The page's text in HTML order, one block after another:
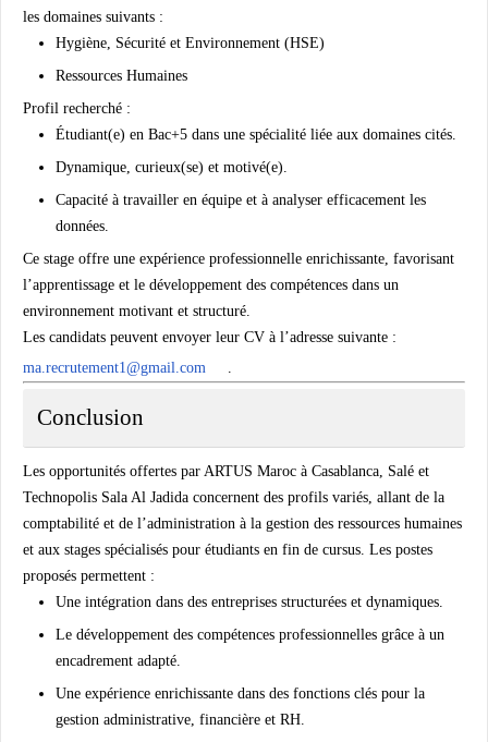
les domaines suivants :
Hygiène, Sécurité et Environnement (HSE)
Ressources Humaines
Profil recherché :
Étudiant(e) en Bac+5 dans une spécialité liée aux domaines cités.
Dynamique, curieux(se) et motivé(e).
Capacité à travailler en équipe et à analyser efficacement les
données.
Ce stage offre une expérience professionnelle enrichissante, favorisant
l’apprentissage et le développement des compétences dans un
environnement motivant et structuré.
Les candidats peuvent envoyer leur CV à l’adresse suivante :
ma.recrutement1@gmail.com
Conclusion
Les opportunités offertes par ARTUS Maroc à Casablanca, Salé et
Technopolis Sala Al Jadida concernent des profils variés, allant de la
comptabilité et de l’administration à la gestion des ressources humaines
et aux stages spécialisés pour étudiants en fin de cursus. Les postes
proposés permettent :
Une intégration dans des entreprises structurées et dynamiques.
Le développement des compétences professionnelles grâce à un
encadrement adapté.
Une expérience enrichissante dans des fonctions clés pour la
gestion administrative, financière et RH.